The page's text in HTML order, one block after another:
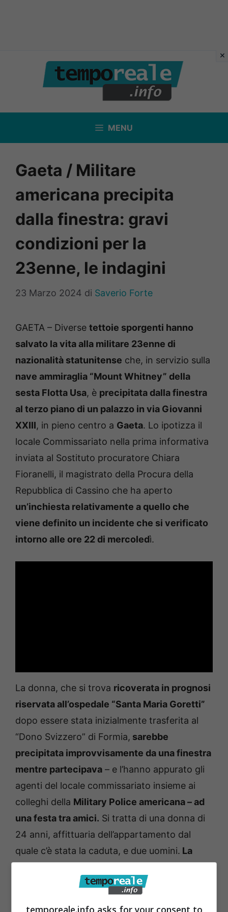
contenuto
MENU
Gaeta / Militare
americana precipita
dalla finestra: gravi
condizioni per la
23enne, le indagini
23 Marzo 2024 di Saverio Forte
GAETA – Diverse tettoie sporgenti hanno
salvato la vita alla militare 23enne di
nazionalità statunitense che, in servizio sulla
nave ammiraglia “Mount Whitney” della
sesta Flotta Usa, è precipitata dalla finestra
al terzo piano di un palazzo in via Giovanni
XXIII, in pieno centro a Gaeta. Lo ipotizza il
locale Commissariato nella prima informativa
inviata al Sostituto procuratore Chiara
Fioranelli, il magistrato della Procura della
Repubblica di Cassino che ha aperto
un’inchiesta relativamente a quello che
viene definito un incidente che si verificato
intorno alle ore 22 di mercoledì.
La donna, che si trova ricoverata in prognosi
riservata all’ospedale “Santa Maria Goretti”
dopo essere stata inizialmente trasferita al
“Dono Svizzero” di Formia, sarebbe
precipitata improvvisamente da una finestra
mentre partecipava – e l’hanno appurato gli
agenti del locale commissariato insieme ai
colleghi della Military Police americana – ad
una festa tra amici. Si tratta di una donna di
24 anni, affittuaria dell’appartamento dal
quale c’è stata la caduta, e due uomini. La
degli inquirenti.
temporeale.info asks for your consent to